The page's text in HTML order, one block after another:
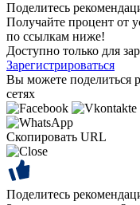
Поделитесь
Получайте процент от
по ссылкам ниже!
Доступно только для
Зарегистрироваться
Вы можете поделиться
сетях
Скопировать URL
Поделитесь